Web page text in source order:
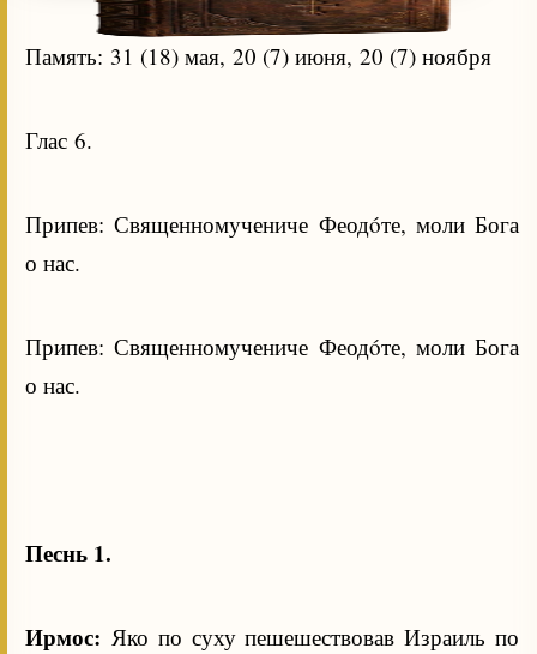
Память: 31 (18) мая, 20 (7) июня, 20 (7) ноября
Глас 6.
Припев: Священномучениче Феодóте, моли Бога
о нас.
Припев: Священномучениче Феодóте, моли Бога
о нас.
Песнь 1.
Ирмос: Яко по суху пешешествовав Израиль по